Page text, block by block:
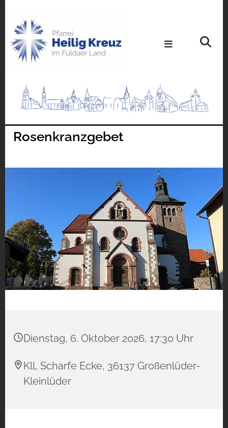
Rosenkranzgebet
Dienstag, 6. Oktober 2026, 17:30 Uhr
Kll, Scharfe Ecke, 36137 Großenlüder-
Kleinlüder